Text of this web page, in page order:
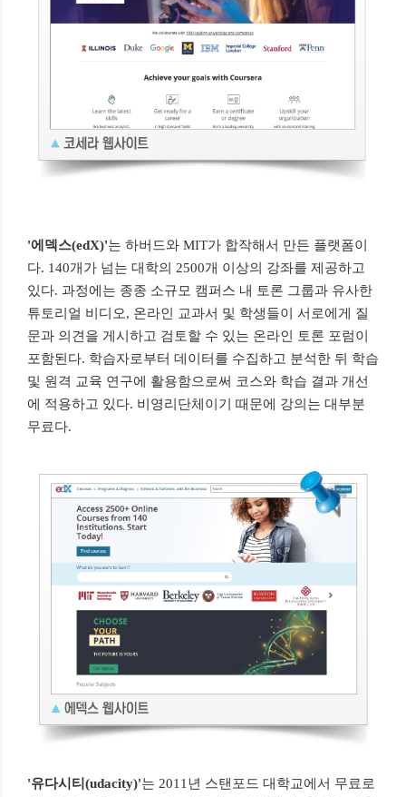
'에덱스(edX)'는 하버드와 MIT가 합작해서 만든 플랫폼이
다. 140개가 넘는 대학의 2500개 이상의 강좌를 제공하고
있다. 과정에는 종종 소규모 캠퍼스 내 토론 그룹과 유사한
튜토리얼 비디오, 온라인 교과서 및 학생들이 서로에게 질
문과 의견을 게시하고 검토할 수 있는 온라인 토론 포럼이
포함된다. 학습자로부터 데이터를 수집하고 분석한 뒤 학습
및 원격 교육 연구에 활용함으로써 코스와 학습 결과 개선
에 적용하고 있다. 비영리단체이기 때문에 강의는 대부분
무료다.
'유다시티(udacity)'는 2011년 스탠포드 대학교에서 무료로